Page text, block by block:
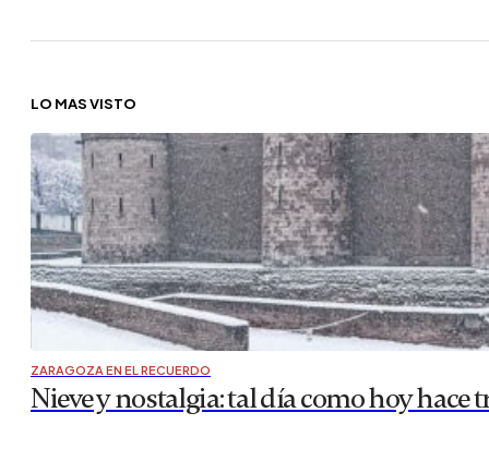
LO MÁS VISTO
ZARAGOZA EN EL RECUERDO
Nieve y nostalgia: tal día como hoy hace